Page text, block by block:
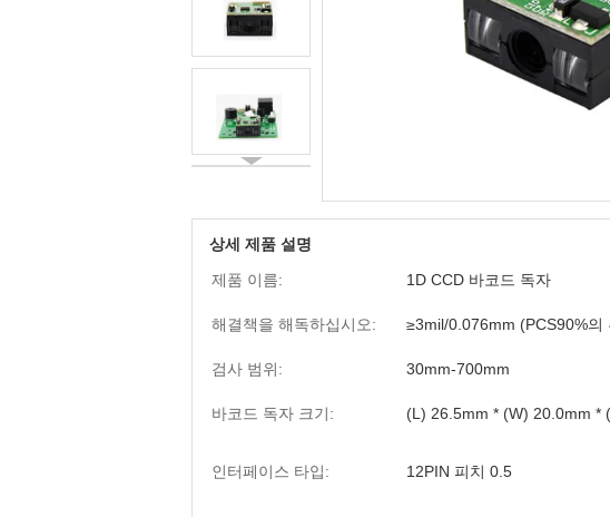
상세 제품 설명
제품 이름:
1D CCD 바코드 독자
해결책을 해독하십시오: ≥3mil/0.076mm (PCS90%의
검사 범위: 30mm-700mm
바코드 독자 크기: (L) 26.5mm * (W) 20.0mm *
인터페이스 타입: 12PIN 피치 0.5